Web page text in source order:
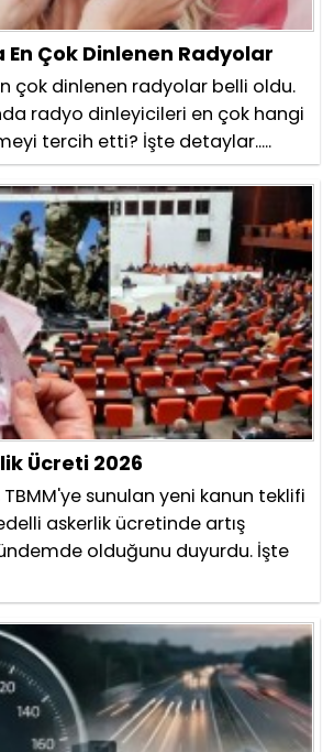
En Çok Dinlenen Radyolar
çok dinlenen radyolar belli oldu.
radyo dinleyicileri en çok hangi
tercih etti? İşte detaylar.....
Ücreti 2026
sunulan yeni kanun teklifi
askerlik ücretinde artış
olduğunu duyurdu. İşte